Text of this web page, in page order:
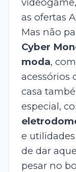
as ofertas
Mas não
Cyber
moda,
acessórios
casa
especial,
e
de dar
pesar no